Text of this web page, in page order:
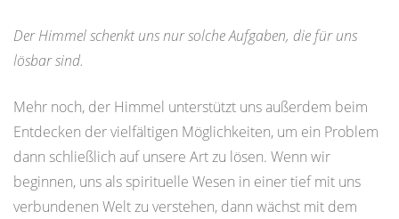
Der Himmel schenkt uns nur solche Aufgaben, die für uns
lösbar sind.
Mehr noch, der Himmel unterstützt uns außerdem beim
Entdecken der vielfältigen Möglichkeiten, um ein Problem
dann schließlich auf unsere Art zu lösen. Wenn wir
beginnen, uns als spirituelle Wesen in einer tief mit uns
verbundenen Welt zu verstehen, dann wächst mit dem